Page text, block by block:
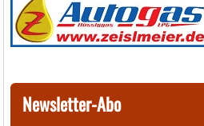
Newsletter-Abo